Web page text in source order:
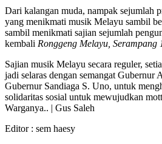
Dari kalangan muda, nampak sejumlah
yang menikmati musik Melayu sambil
sambil menikmati sajian sejumlah
kembali Ronggeng Melayu, Serampang
Sajian musik Melayu secara reguler,
jadi selaras dengan semangat Gubernur
Gubernur Sandiaga S. Uno, untuk
solidaritas sosial untuk mewujudkan
Warganya.. | Gus Saleh
Editor : sem haesy